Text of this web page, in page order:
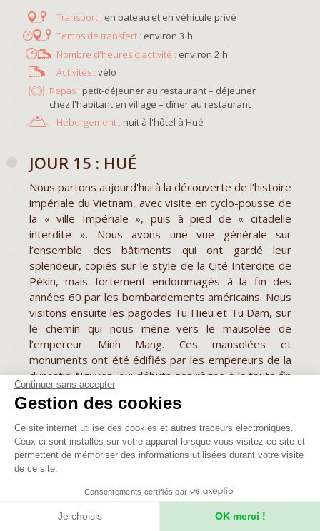
en bateau et en véhicule privé
environ 3 h
environ 2 h
vélo
Repas : petit-déjeuner au restaurant – déjeuner
chez l'habitant en village – dîner au restaurant
Hébergement : nuit à l'hôtel à Hué ​
JOUR 15 : HUÉ
Nous partons aujourd'hui à la découverte de l’histoire
impériale du Vietnam, avec visite en cyclo-pousse de
la « ville Impériale », puis à pied de « citadelle
interdite ». Nous avons une vue générale sur
l’ensemble des bâtiments qui ont gardé leur
splendeur, copiés sur le style de la Cité Interdite de
Pékin, mais fortement endommagés à la fin des
années 60 par les bombardements américains. Nous
visitons ensuite les pagodes Tu Hieu et Tu Dam, sur
le chemin qui nous mène vers le mausolée de
l’empereur Minh Mang. Ces mausolées et
monuments ont été édifiés par les empereurs de la
dynastie Nguyen, qui débuta son règne à la toute fin
du XVIIIe siècle, c’est à dire très récemment.
L’architecture de chaque mausolée diffère vraiment
beaucoup l’un de l’autre, exprimant ainsi toute la
sensibilité de celui qui y repose. Puis retour vers
Hué.
petit-déjeuner à l'hôtel – déjeuner au
restaurant – dîner au restaurant
Continuer sans accepter
Gestion des cookies
Ce site internet utilise des cookies et autres traceurs électroniques.
Ceux-ci sont installés sur votre appareil lorsque vous visitez ce site et
permettent de mémoriser des informations utilisées durant votre visite
de ce site.
Consentements certifiés par
Je choisis OK merci !